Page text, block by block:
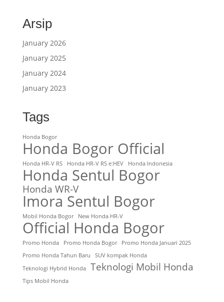
Arsip
January 2026
January 2025
January 2024
January 2023
Tags
Honda Bogor
Honda Bogor Official
Honda HR-V RS Honda HR-V RS e:HEV Honda Indonesia
Honda Sentul Bogor
Honda WR-V
Imora Sentul Bogor
Mobil Honda Bogor New Honda HR-V
Official Honda Bogor
Promo Honda Promo Honda Bogor
Promo Honda Januari 2025
Promo Honda Tahun Baru
SUV kompak Honda
Teknologi Hybrid Honda
Teknologi Mobil Honda
Tips Mobil Honda